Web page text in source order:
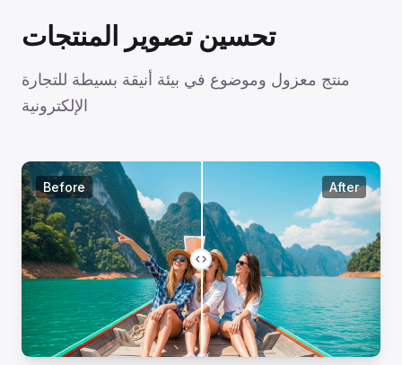
تحسين تصوير المنتجات
منتج معزول وموضوع في بيئة أنيقة بسيطة للتجارة
الإلكترونية
Before After